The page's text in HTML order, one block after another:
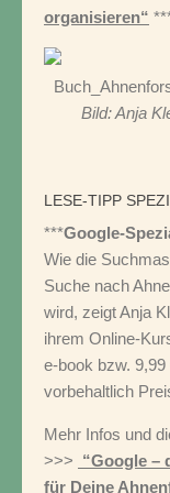
organisieren“
Bild: Anja
LESE-TIPP
***Google-
Wie die
Suche nach
wird, zeigt Anja
ihrem Online-
e-book bzw.
vorbehaltlich
Mehr Infos und
>>> “Google –
für Deine